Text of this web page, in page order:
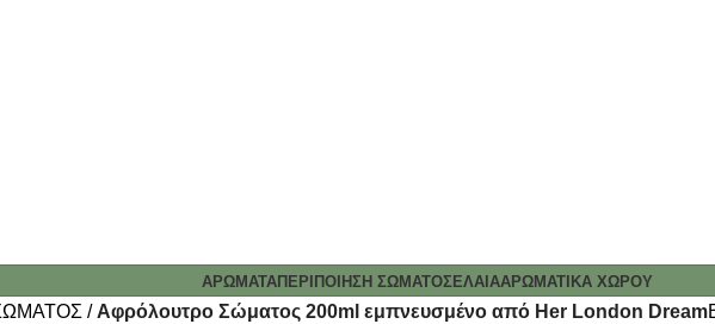
ΑΡΩΜΑΤΑΠΕΡΙΠΟΙΗΣΗ ΣΩΜΑΤΟΣ ΕΛΑΙΑΑΡΩΜΑΤΙΚΑ ΧΩΡΟΥ
Αφρόλουτρο Σώματος 200ml εμπνευσμένο από Her London Dream